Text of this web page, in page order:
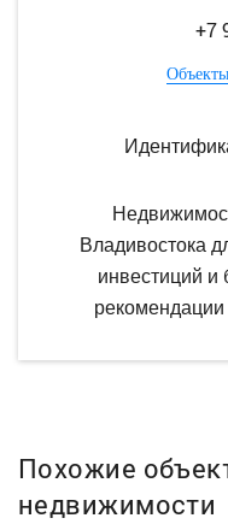
+7
Объекты
Владивостока
инвестиций и
рекомендации
Похожие
недвижимости